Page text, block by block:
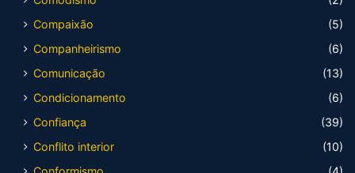
Compaixão
(5)
Companheirismo
(6)
Comunicação
(13)
Condicionamento
(6)
Confiança
(39)
Conflito interior
(10)